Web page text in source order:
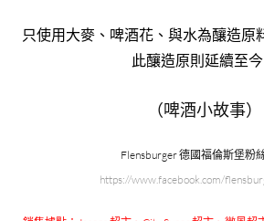
只使用大麥、啤酒花、與水為釀造原
此釀造原則延續至今
（啤酒小故事）
Flensburger 德國福倫斯堡粉
https://www.facebook.com/